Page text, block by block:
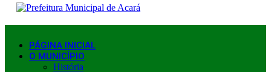
PÁGINA INICIAL
O MUNICÍPIO
História